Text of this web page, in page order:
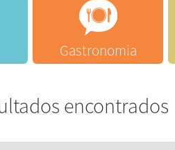
Gastronomia
encontrados